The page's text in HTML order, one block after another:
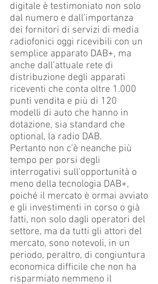
digitale è testimoniato non solo
dal numero e dall’importanza
dei fornitori di servizi di media
radiofonici oggi ricevibili con un
semplice apparato DAB+, ma
anche dall’attuale rete di
distribuzione degli apparati
riceventi che conta oltre 1.000
punti vendita e più di 120
modelli di auto che hanno in
dotazione, sia standard che
optional, la radio DAB.
Pertanto non c’è neanche più
tempo per porsi degli
interrogativi sull’opportunità o
meno della tecnologia DAB+,
poiché il mercato è ormai avviato
e gli investimenti in corso o già
fatti, non solo dagli operatori del
settore, ma da tutti gli attori del
mercato, sono notevoli, in un
periodo, peraltro, di congiuntura
economica difficile che non ha
risparmiato nemmeno il